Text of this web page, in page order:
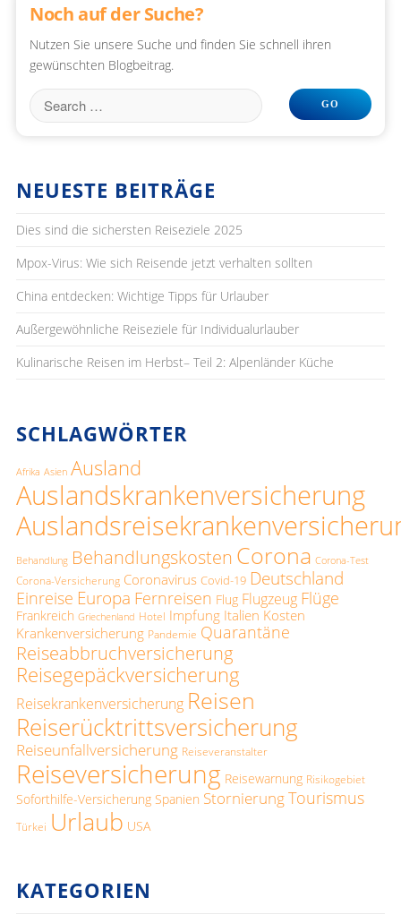
Noch auf der Suche?
Nutzen Sie unsere Suche und finden Sie schnell ihren
gewünschten Blogbeitrag.
NEUESTE BEITRÄGE
Dies sind die sichersten Reiseziele 2025
Mpox-Virus: Wie sich Reisende jetzt verhalten sollten
China entdecken: Wichtige Tipps für Urlauber
Außergewöhnliche Reiseziele für Individualurlauber
Kulinarische Reisen im Herbst– Teil 2: Alpenländer Küche
SCHLAGWÖRTER
Afrika Asien Ausland
Auslandskrankenversicherung
Behandlung Behandlungskosten Corona Corona-Test
Corona-Versicherung Coronavirus Covid-19 Deutschland
Einreise Europa Fernreisen Flug Flugzeug Flüge
Frankreich Griechenland Hotel Impfung Italien Kosten
Krankenversicherung Pandemie Quarantäne
Reiseabbruchversicherung
Reisegepäckversicherung
Reisekrankenversicherung Reisen
Reiserücktrittsversicherung
Reiseunfallversicherung Reiseveranstalter
Reiseversicherung Reisewarnung Risikogebiet
Soforthilfe-Versicherung Spanien StornierungTourismus
Türkei Urlaub USA
KATEGORIEN